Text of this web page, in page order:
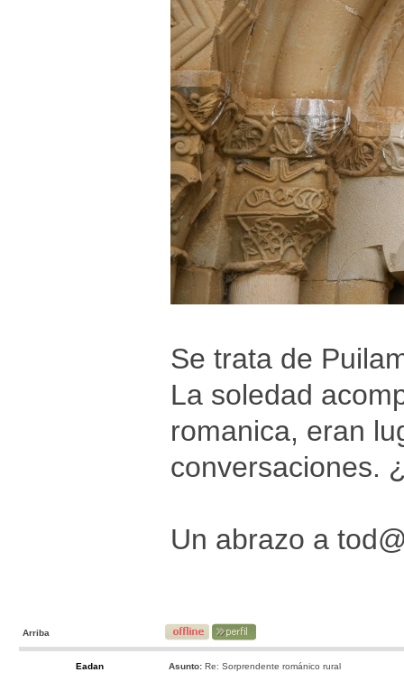
Se trata de
La soledad
romanica, eran
conversaciones.
Un abrazo a
Arriba
Eadan Asunto: Re: Sorprendente románico rural